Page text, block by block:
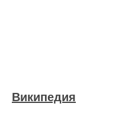
Википедия